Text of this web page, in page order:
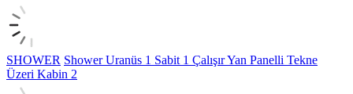
SHOWER Shower Uranüs 1 Sabit 1 Çalışır Yan Panelli Tekne
Üzeri Kabin 2